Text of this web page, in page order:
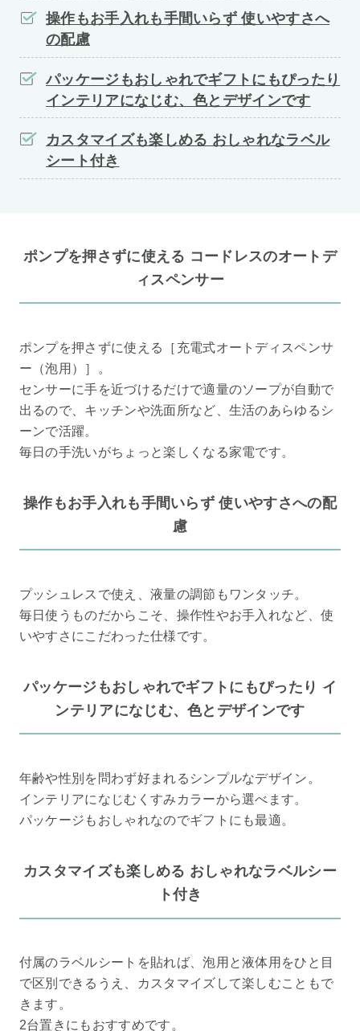
操作もお手入れも手間いらず 使いやすさへ
の配慮
パッケージもおしゃれでギフトにもぴったり
インテリアになじむ、色とデザインです
カスタマイズも楽しめる おしゃれなラベル
シート付き
ポンプを押さずに使える コードレスのオートデ
ィスペンサー
ポンプを押さずに使える［充電式オートディスペンサ
ー（泡用）］。
センサーに手を近づけるだけで適量のソープが自動で
出るので、キッチンや洗面所など、生活のあらゆるシ
ーンで活躍。
毎日の手洗いがちょっと楽しくなる家電です。
操作もお手入れも手間いらず 使いやすさへの配
慮
プッシュレスで使え、液量の調節もワンタッチ。
毎日使うものだからこそ、操作性やお手入れなど、使
いやすさにこだわった仕様です。
パッケージもおしゃれでギフトにもぴったり イ
ンテリアになじむ、色とデザインです
年齢や性別を問わず好まれるシンプルなデザイン。
インテリアになじむくすみカラーから選べます。
パッケージもおしゃれなのでギフトにも最適。
カスタマイズも楽しめる おしゃれなラベルシー
ト付き
付属のラベルシートを貼れば、泡用と液体用をひと目
で区別できるうえ、カスタマイズして楽しむこともで
きます。
2台置きにもおすすめです。